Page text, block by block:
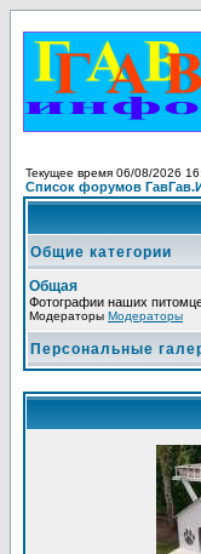
Текущее время 06/08/2026
Список форумов
Общие категории
Общая
Фотографии наших
Модераторы Модераторы
Персональные